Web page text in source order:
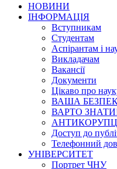
НОВИНИ
ІНФОРМАЦІЯ
Вступникам
Студентам
Аспірантам і
Викладачам
Вакансії
Документи
Цікаво про
ВАША
ВАРТО
Доступ до
Телефонний
УНІВЕРСИТЕТ
Портрет ЧНУ